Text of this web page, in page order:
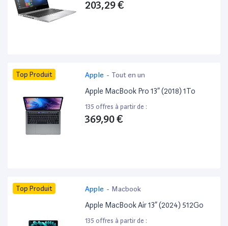
203,29 €
Top Produit Apple - Tout en un
Apple MacBook Pro 13” (2018) 1To
135 offres à partir de :
369,90 €
Top Produit Apple - Macbook
Apple MacBook Air 13” (2024) 512Go
135 offres à partir de :